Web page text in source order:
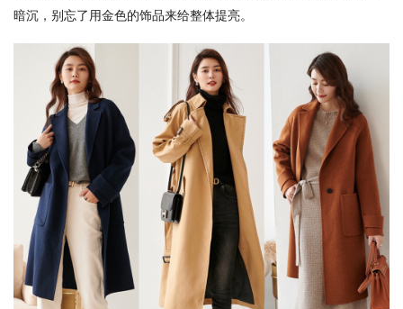
暗沉，别忘了用金色的饰品来给整体提亮。